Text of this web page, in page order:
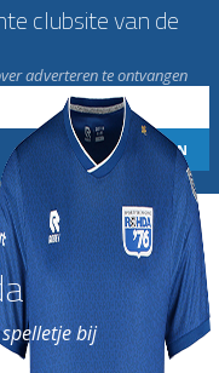
clubsite van de
adverteren te ontvangen
spelletje bij